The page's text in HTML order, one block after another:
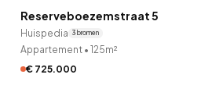
20 uur geleden ontdekt
Reserveboezemstraat 5
Huispedia 3 bronnen
Appartement • 125m²
€ 725.000